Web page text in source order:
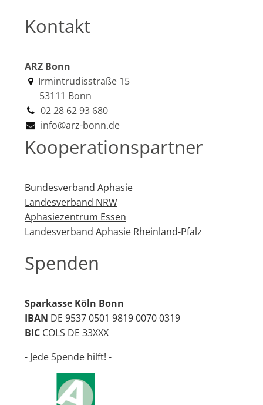
Kontakt
ARZ Bonn
Irmintrudisstraße 15
53111 Bonn
02 28 62 93 680
info@arz-bonn.de
Kooperationspartner
Bundesverband Aphasie
Landesverband NRW
Aphasiezentrum Essen
Landesverband Aphasie Rheinland-Pfalz
Spenden
Sparkasse Köln Bonn
IBAN DE 9537 0501 9819 0070 0319
BIC COLS DE 33XXX
- Jede Spende hilft! -